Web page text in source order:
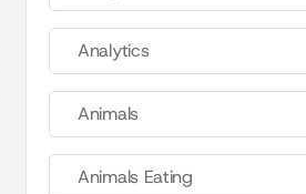
Analytics
Animals
Animals Eating